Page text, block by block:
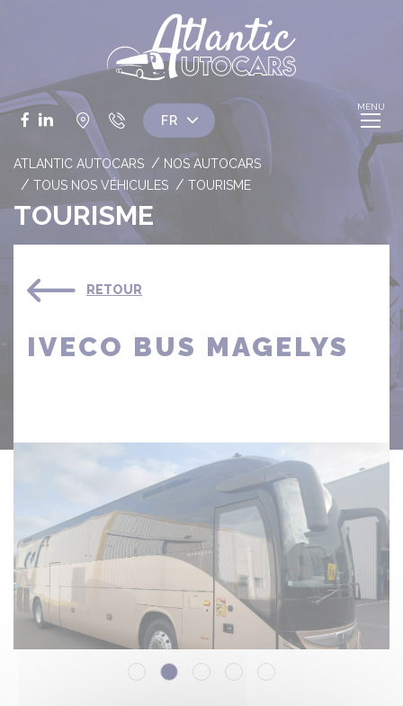
Facebook
LinkedIn
ATLANTIC AUTOCARS
NOS AUTOCARS
TOUS NOS VÉHICULES
TOURISME
TOURISME
RETOUR
IVECO BUS MAGELYS
Panneau de gestion des cookies